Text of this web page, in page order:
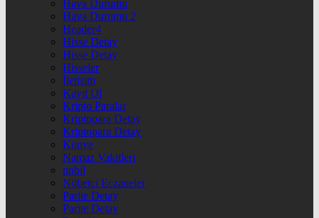
Hava Durumu
Hava Durumu 2
Header4
Hisse Detay
Hisse Detay
Hisseler
İletişim
Kayıt Ol
Kripto Paralar
Kriptopara Detay
Kriptopara Detay
Künye
Namaz Vakitleri
nnbil
Nöbetçi Eczaneler
Parite Detay
Parite Detay